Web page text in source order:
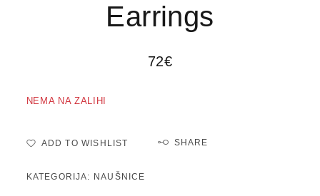
Earrings
72€
NEMA NA ZALIHI
ADD TO WISHLIST SHARE
KATEGORIJA: NAUŠNICE